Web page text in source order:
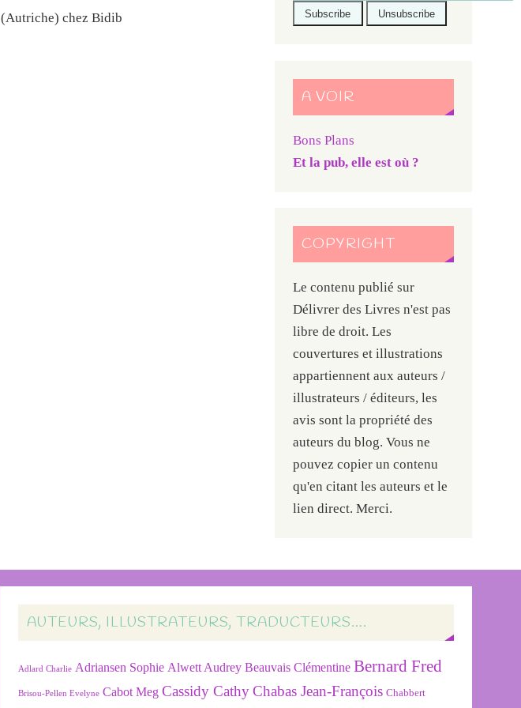
(Autriche) chez Bidib
A VOIR
Bons Plans
Et la pub, elle est où ?
COPYRIGHT
Le contenu publié sur
Délivrer des Livres n'est pas
libre de droit. Les
couvertures et illustrations
appartiennent aux auteurs /
illustrateurs / éditeurs, les
avis sont la propriété des
auteurs du blog. Vous ne
pouvez copier un contenu
qu'en citant les auteurs et le
lien direct. Merci.
AUTEURS, ILLUSTRATEURS, TRADUCTEURS….
Adlard Charlie Adriansen Sophie Alwett Audrey Beauvais Clémentine Bernard Fred
Brisou-Pellen Evelyne Cabot Meg Cassidy Cathy Chabas Jean-François Chabbert